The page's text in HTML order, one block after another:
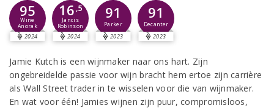
95
Wine
Anorak
2024
16 ,5
Jancis
Robinson
2024
91
Parker
2023
91
Decanter
2023
Jamie Kutch is een wijnmaker naar ons hart. Zijn
ongebreidelde passie voor wijn bracht hem ertoe zijn carrière
als Wall Street trader in te wisselen voor die van wijnmaker.
En wat voor één! Jamies wijnen zijn puur, compromisloos,